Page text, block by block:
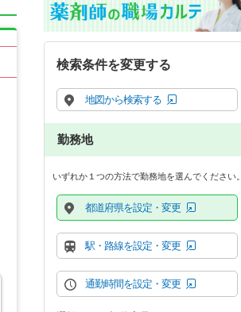
検索条件を変更する
地図から検索する
勤務地
いずれか１つの方法で勤務地を選んでください。
都道府県を設定・変更
駅・路線を設定・変更
通勤時間を設定・変更